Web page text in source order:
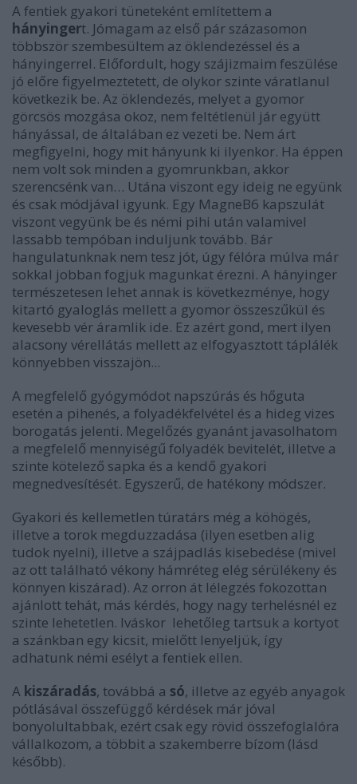
A fentiek gyakori tüneteként említettem a
hányingert. Jómagam az első pár százasomon
többször szembesültem az öklendezéssel és a
hányingerrel. Előfordult, hogy szájizmaim feszülése
jó előre figyelmeztetett, de olykor szinte váratlanul
következik be. Az öklendezés, melyet a gyomor
görcsös mozgása okoz, nem feltétlenül jár együtt
hányással, de általában ez vezeti be. Nem árt
megfigyelni, hogy mit hányunk ki ilyenkor. Ha éppen
nem volt sok minden a gyomrunkban, akkor
szerencsénk van… Utána viszont egy ideig ne együnk
és csak módjával igyunk. Egy MagneB6 kapszulát
viszont vegyünk be és némi pihi után valamivel
lassabb tempóban induljunk tovább. Bár
hangulatunknak nem tesz jót, úgy félóra múlva már
sokkal jobban fogjuk magunkat érezni. A hányinger
természetesen lehet annak is következménye, hogy
kitartó gyaloglás mellett a gyomor összeszűkül és
kevesebb vér áramlik ide. Ez azért gond, mert ilyen
alacsony vérellátás mellett az elfogyasztott táplálék
könnyebben visszajön...
A megfelelő gyógymódot napszúrás és hőguta
esetén a pihenés, a folyadékfelvétel és a hideg vizes
borogatás jelenti. Megelőzés gyanánt javasolhatom
a megfelelő mennyiségű folyadék bevitelét, illetve a
szinte kötelező sapka és a kendő gyakori
megnedvesítését. Egyszerű, de hatékony módszer.
Gyakori és kellemetlen túratárs még a köhögés,
illetve a torok megduzzadása (ilyen esetben alig
tudok nyelni), illetve a szájpadlás kisebedése (mivel
az ott található vékony hámréteg elég sérülékeny és
könnyen kiszárad). Az orron át lélegzés fokozottan
ajánlott tehát, más kérdés, hogy nagy terhelésnél ez
szinte lehetetlen. Iváskor lehetőleg tartsuk a kortyot
a szánkban egy kicsit, mielőtt lenyeljük, így
adhatunk némi esélyt a fentiek ellen.
A kiszáradás, továbbá a só, illetve az egyéb anyagok
pótlásával összefüggő kérdések már jóval
bonyolultabbak, ezért csak egy rövid összefoglalóra
vállalkozom, a többit a szakemberre bízom (lásd
később).